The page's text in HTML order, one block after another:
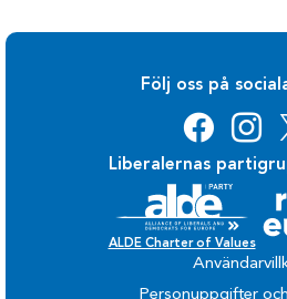
Följ oss på
Liberalernas
ALDE Charter of Values
Personuppgifter